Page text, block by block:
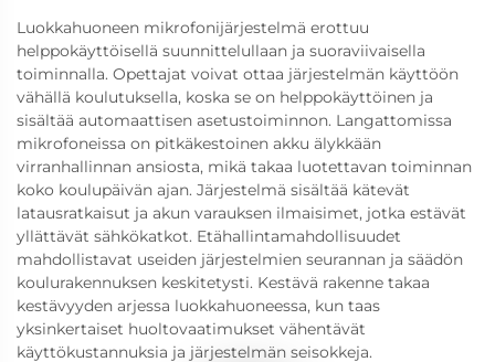
Luokkahuoneen mikrofonijärjestelmä erottuu
helppokäyttöisellä suunnittelullaan ja suoraviivaisella
toiminnalla. Opettajat voivat ottaa järjestelmän käyttöön
vähällä koulutuksella, koska se on helppokäyttöinen ja
sisältää automaattisen asetustoiminnon. Langattomissa
mikrofoneissa on pitkäkestoinen akku älykkään
virranhallinnan ansiosta, mikä takaa luotettavan toiminnan
koko koulupäivän ajan. Järjestelmä sisältää kätevät
latausratkaisut ja akun varauksen ilmaisimet, jotka estävät
yllättävät sähkökatkot. Etähallintamahdollisuudet
mahdollistavat useiden järjestelmien seurannan ja säädön
koulurakennuksen keskitetysti. Kestävä rakenne takaa
kestävyyden arjessa luokkahuoneessa, kun taas
yksinkertaiset huoltovaatimukset vähentävät
käyttökustannuksia ja järjestelmän seisokkeja.